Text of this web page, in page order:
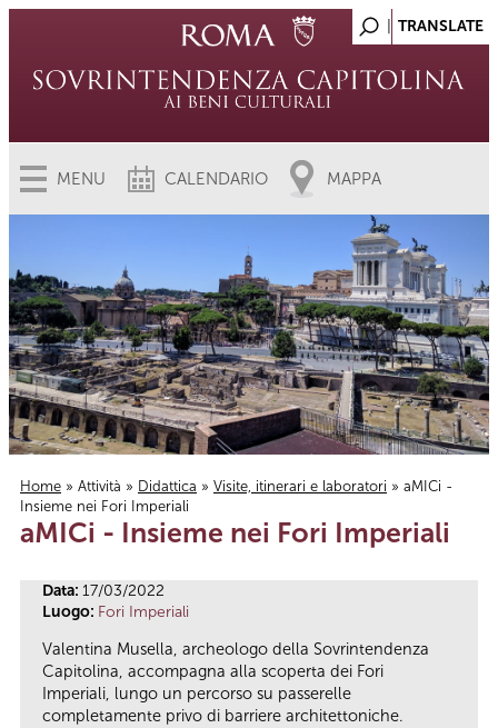
MENU CALENDARIO MAPPA
Tu sei qui
Home » Attività » Didattica » Visite, itinerari e laboratori » aMICi -
Insieme nei Fori Imperiali
aMICi - Insieme nei Fori Imperiali
Data: 17/03/2022
Luogo: Fori Imperiali
Valentina Musella, archeologo della Sovrintendenza
Capitolina, accompagna alla scoperta dei Fori
Imperiali, lungo un percorso su passerelle
completamente privo di barriere architettoniche.